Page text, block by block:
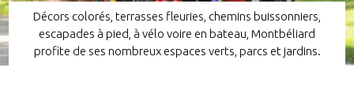
Décors colorés, terrasses fleuries, chemins buissonniers,
escapades à pied, à vélo voire en bateau, Montbéliard
profite de ses nombreux espaces verts, parcs et jardins.